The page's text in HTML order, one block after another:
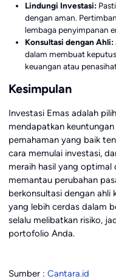
Lindungi Investasi:
dengan aman.
lembaga penyimpanan
Konsultasi dengan Ahli:
dalam membuat
keuangan atau
Kesimpulan
Investasi Emas adalah
mendapatkan
pemahaman yang baik
cara memulai investasi,
meraih hasil yang optimal
memantau perubahan
berkonsultasi dengan ahli
yang lebih cerdas dalam
selalu melibatkan risiko,
portofolio Anda.
Sumber : Cantara.id